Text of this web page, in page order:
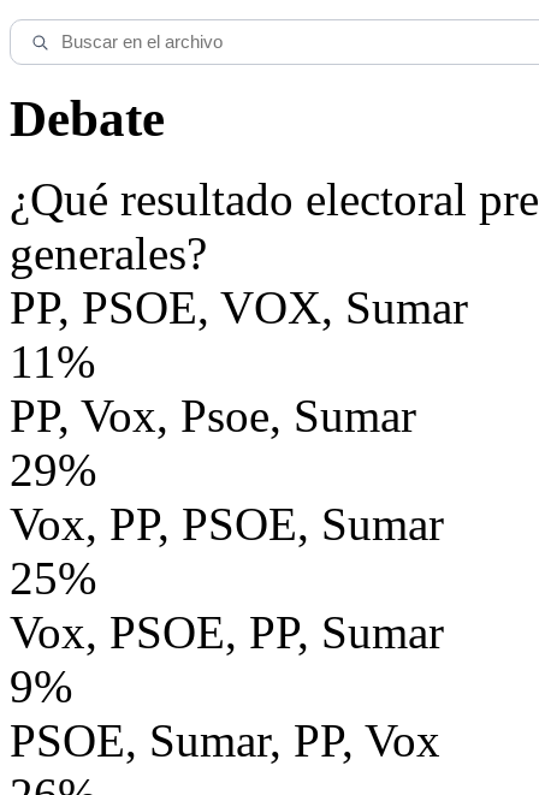
Debate
¿Qué resultado electoral
generales?
PP, PSOE, VOX, Sumar
11%
PP, Vox, Psoe, Sumar
29%
Vox, PP, PSOE, Sumar
25%
Vox, PSOE, PP, Sumar
9%
PSOE, Sumar, PP, Vox